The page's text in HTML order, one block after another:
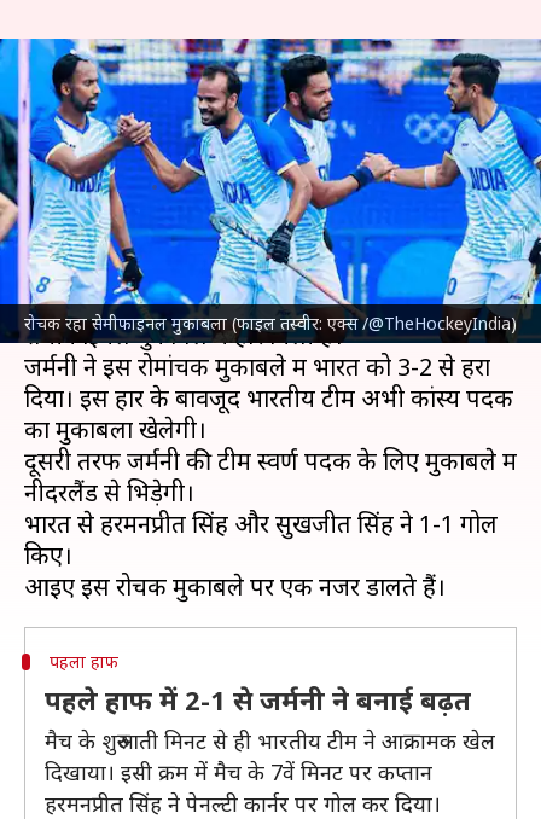
रोचक रहा सेमीफाइनल मुकाबला (फाइल तस्वीर: एक्स /@TheHockeyIndia)
पेरिस ओलंपिक 2024: भारतीय हॉकी
टीम सेमीफाइनल में हारी, जर्मनी ने 3-
2 से जीता मुकाबला
लेखन अंकित पसबोला Aug 07, 2024 12:12 am
क्या है खबर?
पेरिस ओलंपिक 2024मेंभारतीय हॉकी टीमको
सेमीफाइनल मुकाबले में हार मिली है।
जर्मनी ने इस रोमांचक मुकाबले में भारत को 3-2 से हरा
दिया। इस हार के बावजूद भारतीय टीम अभी कांस्य पदक
का मुकाबला खेलेगी।
दूसरी तरफ जर्मनी की टीम स्वर्ण पदक के लिए मुकाबले में
नीदरलैंड से भिड़ेगी।
भारत से हरमनप्रीत सिंह और सुखजीत सिंह ने 1-1 गोल
किए।
पहला हाफ
पहले हाफ में 2-1 से जर्मनी ने बनाई बढ़त
मैच के शुरुआती मिनट से ही भारतीय टीम ने आक्रामक खेल
दिखाया। इसी क्रम में मैच के 7वें मिनट पर कप्तान
हरमनप्रीत सिंह ने पेनल्टी कार्नर पर गोल कर दिया।